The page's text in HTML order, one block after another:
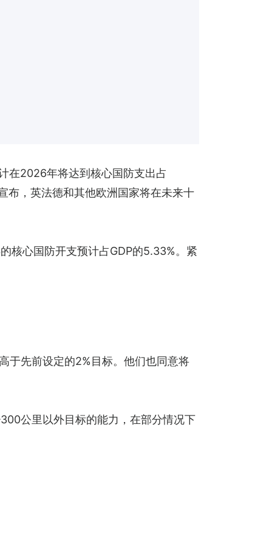
在2026年将达到核心国防支出占
布，英法德和其他欧洲国家将在未来十
核心国防开支预计占GDP的5.33%。紧
于先前设定的2%目标。他们也同意将
公里以外目标的能力，在部分情况下